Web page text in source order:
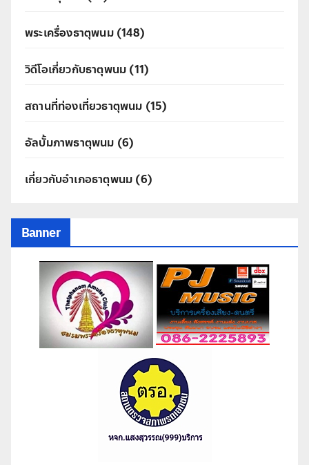
พระเครื่องธาตุพนม(148)
วิดีโอเกี่ยวกับธาตุพนม (11)
สถานที่ท่องเที่ยวธาตุพนม (15)
อัลบั้มภาพธาตุพนม (6)
เกี่ยวกับอำเภอธาตุพนม (6)
Banner